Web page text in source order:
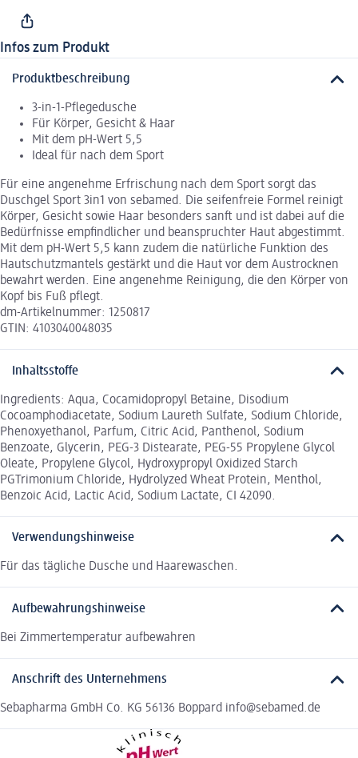
Infos zum Produkt
Produktbeschreibung
3-in-1-Pflegedusche
Für Körper, Gesicht & Haar
Mit dem pH-Wert 5,5
Ideal für nach dem Sport
Für eine angenehme Erfrischung nach dem Sport sorgt das
Duschgel Sport 3in1 von sebamed. Die seifenfreie Formel reinigt
Körper, Gesicht sowie Haar besonders sanft und ist dabei auf die
Bedürfnisse empfindlicher und beanspruchter Haut abgestimmt.
Mit dem pH-Wert 5,5 kann zudem die natürliche Funktion des
Hautschutzmantels gestärkt und die Haut vor dem Austrocknen
bewahrt werden. Eine angenehme Reinigung, die den Körper von
Kopf bis Fuß pflegt.
dm-Artikelnummer: 1250817
GTIN: 4103040048035
Inhaltsstoffe
Ingredients: Aqua, Cocamidopropyl Betaine, Disodium
Cocoamphodiacetate, Sodium Laureth Sulfate, Sodium Chloride,
Phenoxyethanol, Parfum, Citric Acid, Panthenol, Sodium
Benzoate, Glycerin, PEG-3 Distearate, PEG-55 Propylene Glycol
Oleate, Propylene Glycol, Hydroxypropyl Oxidized Starch
PGTrimonium Chloride, Hydrolyzed Wheat Protein, Menthol,
Benzoic Acid, Lactic Acid, Sodium Lactate, CI 42090.
Verwendungshinweise
Für das tägliche Dusche und Haarewaschen.
Aufbewahrungshinweise
Bei Zimmertemperatur aufbewahren
Anschrift des Unternehmens
Sebapharma GmbH Co. KG 56136 Boppard info@sebamed.de